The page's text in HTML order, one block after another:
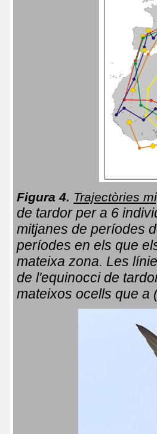
Figura 4. Trajectòries
de tardor per a 6
mitjanes de períodes
períodes en els que
mateixa zona. Les
de l'equinocci de
mateixos ocells que a